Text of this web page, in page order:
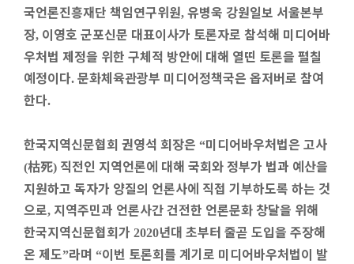
국언론진흥재단 책임연구위원, 유병욱 강원일보 서울본부
장, 이영호 군포신문 대표이사가 토론자로 참석해 미디어바
우처법 제정을 위한 구체적 방안에 대해 열띤 토론을 펼칠
예정이다. 문화체육관광부 미디어정책국은 옵저버로 참여
한다.
한국지역신문협회 권영석 회장은 “미디어바우처법은 고사
(枯死) 직전인 지역언론에 대해 국회와 정부가 법과 예산을
지원하고 독자가 양질의 언론사에 직접 기부하도록 하는 것
으로, 지역주민과 언론사간 건전한 언론문화 창달을 위해
한국지역신문협회가 2020년대 초부터 줄곧 도입을 주장해
온 제도”라며 “이번 토론회를 계기로 미디어바우처법이 발